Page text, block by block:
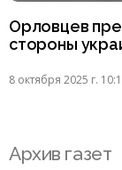
Орловцев
стороны
8 октября 2025 г.
Архив газет